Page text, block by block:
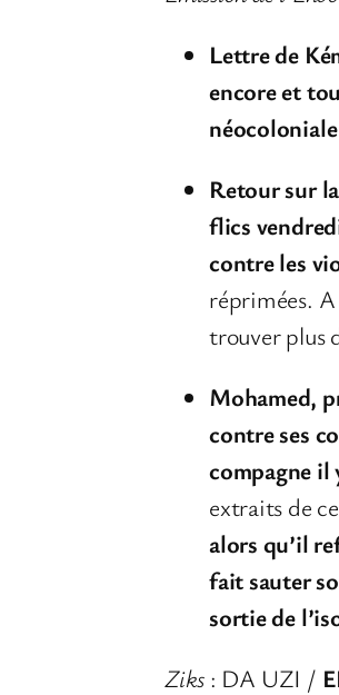
Lettre de
encore et
Retour sur
flics
contre les
réprimées.
trouver plus
Mohamed,
contre ses
compagne il
extraits de
alors qu’il
fait sauter
sortie de
Ziks : DA UZI /